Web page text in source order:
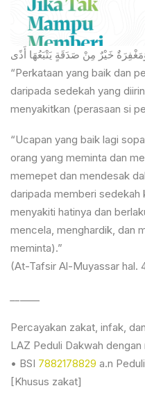
خَيْرٌ مِنْ صَدَقَةٍ يَتْبَعُهَا أَذًى
“Perkataan yang baik dan
daripada sedekah yang
menyakitkan (perasaan si
“Ucapan yang baik lagi
orang yang meminta dan
memepet dan mendesak
daripada memberi sedekah
menyakiti hatinya dan
mencela, menghardik, dan
meminta).”
(At-Tafsir Al-Muyassar hal.
Percayakan zakat, infak,
LAZ Peduli Dakwah dengan
• BSI 7882178829 a.n
[Khusus zakat]